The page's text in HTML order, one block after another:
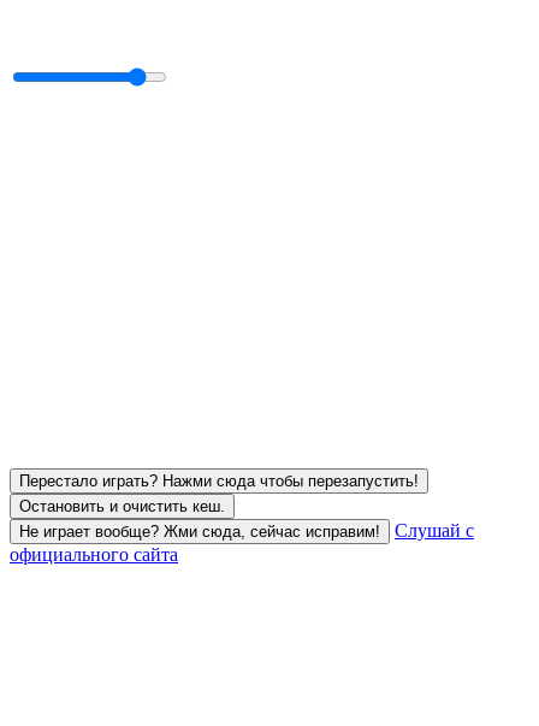
Перестало играть? Нажми сюда чтобы перезапустить!
Остановить и очистить кеш.
Не играет вообще? Жми сюда, сейчас исправим!
Слушай с
официального сайта